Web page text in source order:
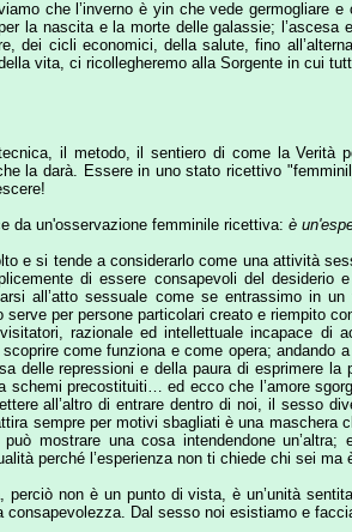
si tende a considerarlo come una attività sessuale
di essere consapevoli del desiderio e di
all’atto sessuale come se entrassimo in un
per persone particolari creato e riempito con
razionale ed intellettuale incapace di accogliere
repressioni e della paura di esprimere la propria
all’altro di entrare dentro di noi, il sesso diventa
per motivi sbagliati è una maschera che si
una cosa intendendone un’altra; e può
perché l’esperienza non ti chiede chi sei ma è
non è un punto di vista, è un’unità sentita con
dio, il solo mistero che deve essere vissuto,
del tuo cuore o il tuo respiro. Nasce con te, non
come non è sviluppata nessuna delle
qual' è la tecnica?L’Assoluto non è un
nascosto presente che deve essere
il sentiero tantrico non c’è fretta perché esiste
Liberazione è diventare perfettamente
è di origine esoterico e di trasformazione interiore;
che la scuola migliore sia quella della
naturale.